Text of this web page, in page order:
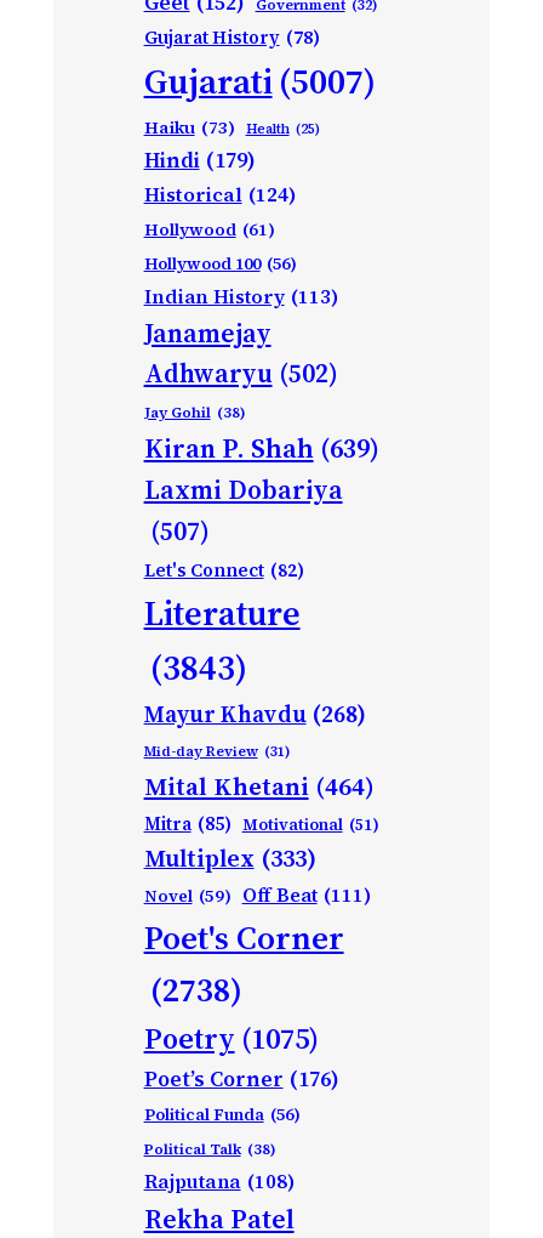
Government (32)
Gujarat History (78)
Gujarati(5007)
Haiku (73) Health (25)
Hindi (179)
Historical (124)
Hollywood (61)
Hollywood 100 (56)
Indian History (113)
Janamejay
Adhwaryu (502)
Jay Gohil (38)
Kiran P. Shah (639)
Laxmi Dobariya
(507)
Let's Connect (82)
Literature
(3843)
Mayur Khavdu (268)
Mid-day Review (31)
Mital Khetani (464)
Mitra (85) Motivational (51)
Multiplex (333)
Novel (59) Off Beat (111)
Poet's Corner
(2738)
Poetry (1075)
Poet’s Corner (176)
Political Funda (56)
Political Talk (38)
Rajputana (108)
Rekha Patel